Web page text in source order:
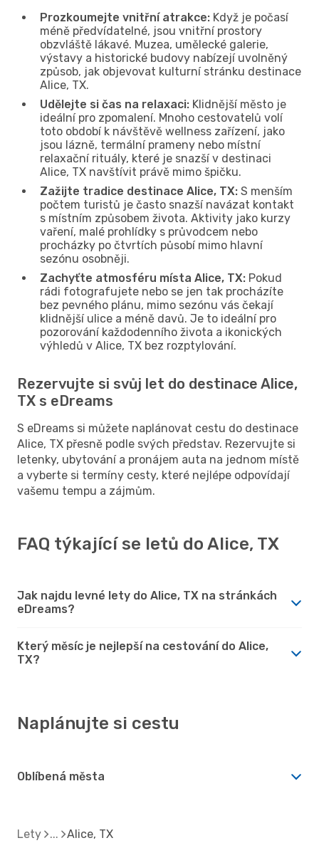
Prozkoumejte vnitřní atrakce: Když je počasí
méně předvídatelné, jsou vnitřní prostory
obzvláště lákavé. Muzea, umělecké galerie,
výstavy a historické budovy nabízejí uvolněný
způsob, jak objevovat kulturní stránku destinace
Alice, TX.
Udělejte si čas na relaxaci: Klidnější město je
ideální pro zpomalení. Mnoho cestovatelů volí
toto období k návštěvě wellness zařízení, jako
jsou lázně, termální prameny nebo místní
relaxační rituály, které je snazší v destinaci
Alice, TX navštívit právě mimo špičku.
Zažijte tradice destinace Alice, TX: S menším
počtem turistů je často snazší navázat kontakt
s místním způsobem života. Aktivity jako kurzy
vaření, malé prohlídky s průvodcem nebo
procházky po čtvrtích působí mimo hlavní
sezónu osobněji.
Zachyťte atmosféru místa Alice, TX: Pokud
rádi fotografujete nebo se jen tak procházíte
bez pevného plánu, mimo sezónu vás čekají
klidnější ulice a méně davů. Je to ideální pro
pozorování každodenního života a ikonických
výhledů v Alice, TX bez rozptylování.
Rezervujte si svůj let do destinace Alice,
TX s eDreams
S eDreams si můžete naplánovat cestu do destinace
Alice, TX přesně podle svých představ. Rezervujte si
letenky, ubytování a pronájem auta na jednom místě
a vyberte si termíny cesty, které nejlépe odpovídají
vašemu tempu a zájmům.
FAQ týkající se letů do Alice, TX
Jak najdu levné lety do Alice, TX na stránkách
eDreams?
Který měsíc je nejlepší na cestování do Alice,
TX?
Naplánujte si cestu
Oblíbená města
Lety Alice, TX